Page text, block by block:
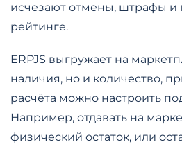
исчезают отмены, штрафы и
рейтинге.
ERPJS выгружает на
наличия, но и количество,
расчёта можно настроить
Например, отдавать на
физический остаток, или